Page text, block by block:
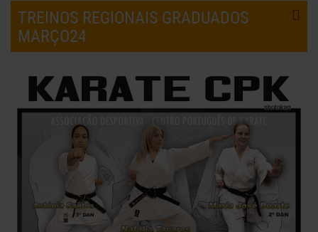
TREINOS REGIONAIS GRADUADOS
MARÇO24